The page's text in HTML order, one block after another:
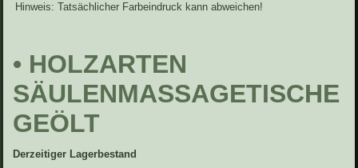
Hinweis: Tatsächlicher Farbeindruck kann abweichen!
• HOLZARTEN
SÄULENMASSAGETISCHE
GEÖLT
Derzeitiger Lagerbestand